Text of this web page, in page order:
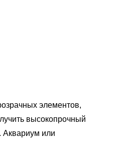
элементов,
высокопрочный
Аквариум или